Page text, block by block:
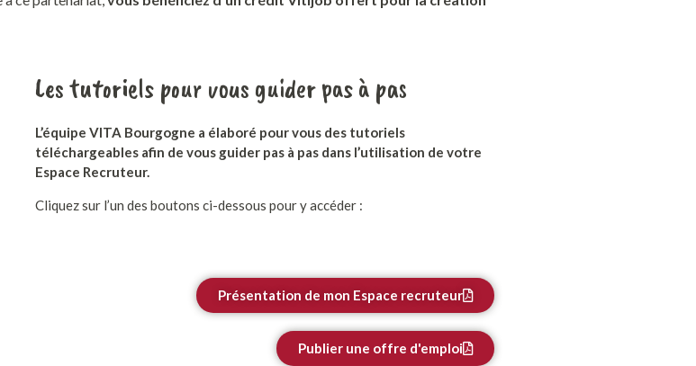
Les tutoriels pour vous guider pas à pas
L’équipe VITA Bourgogne a élaboré pour vous des tutoriels
téléchargeables afin de vous guider pas à pas dans l’utilisation de votre
Espace Recruteur.
Cliquez sur l’un des boutons ci-dessous pour y accéder :
Présentation de mon Espace recruteur
Publier une offre d'emploi